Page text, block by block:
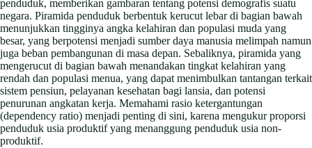
penduduk, memberikan gambaran tentang potensi demografis suatu
negara. Piramida penduduk berbentuk kerucut lebar di bagian bawah
menunjukkan tingginya angka kelahiran dan populasi muda yang
besar, yang berpotensi menjadi sumber daya manusia melimpah namun
juga beban pembangunan di masa depan. Sebaliknya, piramida yang
mengerucut di bagian bawah menandakan tingkat kelahiran yang
rendah dan populasi menua, yang dapat menimbulkan tantangan terkait
sistem pensiun, pelayanan kesehatan bagi lansia, dan potensi
penurunan angkatan kerja. Memahami rasio ketergantungan
(dependency ratio) menjadi penting di sini, karena mengukur proporsi
penduduk usia produktif yang menanggung penduduk usia non-
produktif.